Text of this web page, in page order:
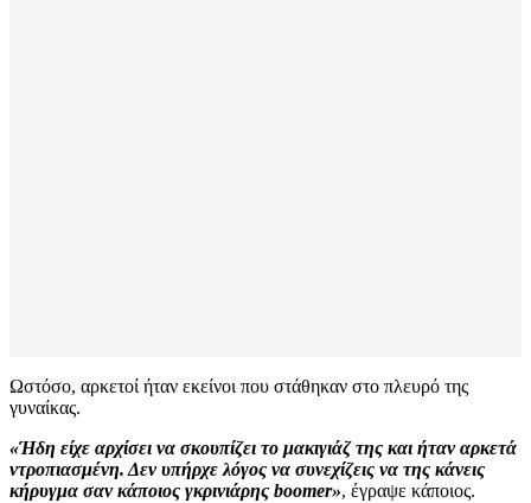
Ωστόσο, αρκετοί ήταν εκείνοι που στάθηκαν στο πλευρό της
γυναίκας.
«Ήδη είχε αρχίσει να σκουπίζει το μακιγιάζ της και ήταν αρκετά
ντροπιασμένη. Δεν υπήρχε λόγος να συνεχίζεις να της κάνεις
κήρυγμα σαν κάποιος γκρινιάρης boomer», έγραψε κάποιος.